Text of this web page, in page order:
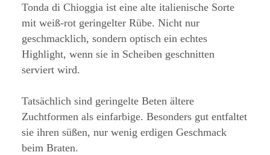
Tonda di Chioggia ist eine alte italienische Sorte
mit weiß-rot geringelter Rübe. Nicht nur
geschmacklich, sondern optisch ein echtes
Highlight, wenn sie in Scheiben geschnitten
serviert wird.
Tatsächlich sind geringelte Beten ältere
Zuchtformen als einfarbige. Besonders gut entfaltet
sie ihren süßen, nur wenig erdigen Geschmack
beim Braten.